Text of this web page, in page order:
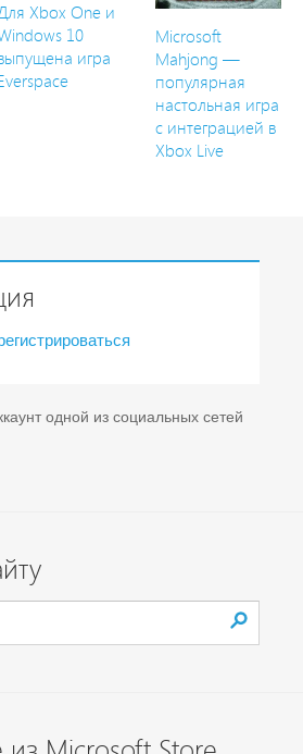
Xbox One и
10
игра
Microsoft
Mahjong —
популярная
настольная игра
с интеграцией в
Xbox Live
одной из социальных сетей